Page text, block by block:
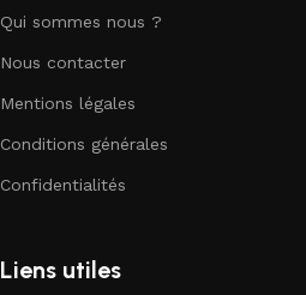
Qui sommes nous ?
Nous contacter
Mentions légales
Conditions générales
Confidentialités
Liens utiles